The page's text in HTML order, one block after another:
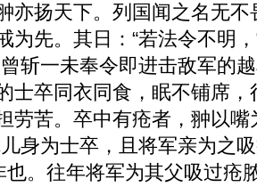
亦扬天下。列国闻之名无
为先。其日：“若法令不明
斩一未奉令即进击敌军的
士卒同衣同食，眠不铺席
劳苦。卒中有疮者，翀以
身为士卒，且将军亲为之
也。往年将军为其父吸过疮